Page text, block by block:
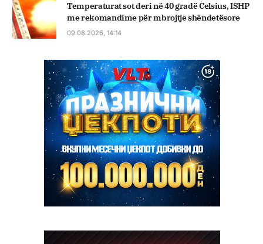
Temperaturat sot deri në 40 gradë Celsius, ISHP
me rekomandime për mbrojtje shëndetësore
09.08.2026, 14:14